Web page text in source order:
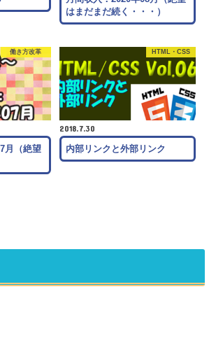
はまだまだ続く・・・）
働き方改革
月（絶望
HTML・CSS
2018.7.30
内部リンクと外部リンク